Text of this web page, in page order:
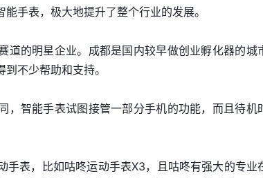
手表，极大地提升了整个行业的发展。
道的明星企业。成都是国内较早做创业孵化器的城
不少帮助和支持。
，智能手表试图接管一部分手机的功能，而且待机
手表，比如咕咚运动手表X3，且咕咚有强大的专业